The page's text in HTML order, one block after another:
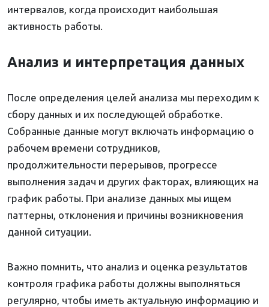
интервалов, когда происходит наибольшая
активность работы.
Анализ и интерпретация данных
После определения целей анализа мы переходим к
сбору данных и их последующей обработке.
Собранные данные могут включать информацию о
рабочем времени сотрудников,
продолжительности перерывов, прогрессе
выполнения задач и других факторах, влияющих на
график работы. При анализе данных мы ищем
паттерны, отклонения и причины возникновения
данной ситуации.
Важно помнить, что анализ и оценка результатов
контроля графика работы должны выполняться
регулярно, чтобы иметь актуальную информацию и